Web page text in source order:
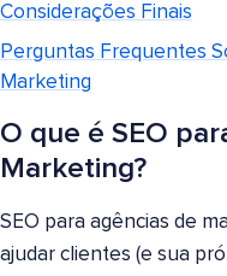
Considerações Finais
Perguntas Frequentes
Marketing
O que é SEO
Marketing?
SEO para agências de
ajudar clientes (e sua